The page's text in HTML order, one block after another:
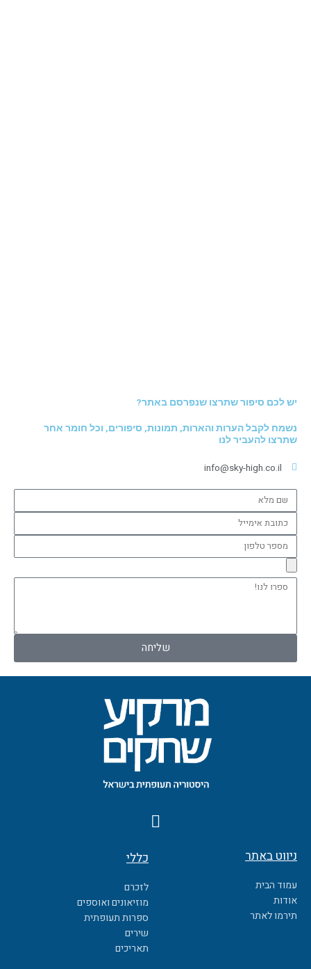
יש לכם סיפור שתרצו שנפרסם באתר?
נשמח לקבל הערות והארות, תמונות, סיפורים, וכל חומר אחר
שתרצו להעביר לנו
info@sky-high.co.il
שם
מלא
כתובת
אימייל
מספר
טלפון
ספרו
שליחה
F
a
e
b
o
o
k
ניווט באתר
עמוד הבית
אודות
תירמו לאתר
כללי
לזכרם
מוזיאונים ואוספים
ספרות תעופתית
שירים
תאריכים